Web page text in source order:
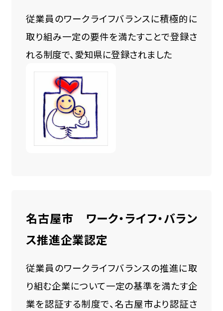
従業員のワークライフバランスに積極的に
取り組み一定の要件を満たすことで登録さ
れる制度で、愛知県に登録されました
名古屋市 ワーク・ライフ・バラン
ス推進企業認定
従業員のワークライフバランスの推進に取
り組む企業について一定の基準を満たす企
業を認証する制度で、名古屋市より認証さ